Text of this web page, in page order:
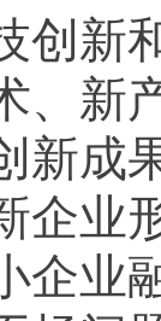
新和
、新
新成
企业
企业